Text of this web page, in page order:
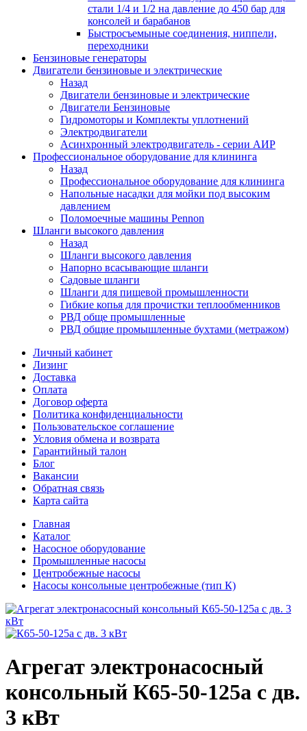
стали 1/4 и 1/2 на давление до 450 бар для
консолей и барабанов
Быстросъемыные соединения, ниппели,
переходники
Бензиновые генераторы
Двигатели бензиновые и электрические
Назад
Двигатели бензиновые и электрические
Двигатели Бензиновые
Гидромоторы и Комплекты уплотнений
Электродвигатели
Асинхронный электродвигатель - серии АИР
Профессиональное оборудование для клининга
Назад
Профессиональное оборудование для клининга
Напольные насадки для мойки под высоким
давлением
Поломоечные машины Pennon
Шланги высокого давления
Назад
Шланги высокого давления
Напорно всасывающие шланги
Садовые шланги
Шланги для пищевой промышленности
Гибкие копья для прочистки теплообменников
РВД обще промышленные
РВД общие промышленные бухтами (метражом)
Личный кабинет
Лизинг
Доставка
Оплата
Договор оферта
Политика конфиденциальности
Пользовательское соглашение
Условия обмена и возврата
Гарантийный талон
Блог
Вакансии
Обратная связь
Карта сайта
Главная
Каталог
Насосное оборудование
Промышленные насосы
Центробежные насосы
Насосы консольные центробежные (тип К)
Агрегат электронасосный
консольный К65-50-125а с дв.
3 кВт